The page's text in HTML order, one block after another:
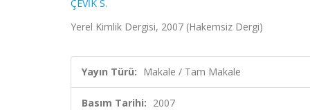
ÇEVİK S.
Yerel Kimlik Dergisi, 2007 (Hakemsiz Dergi)
Yayın Türü: Makale / Tam Makale
Basım Tarihi: 2007